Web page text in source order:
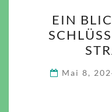
EIN
Mai 8,